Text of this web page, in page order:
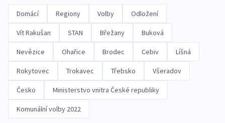
Domácí Regiony Volby Odložení
Vít Rakušan STAN Břežany Buková
Nevězice Ohařice Brodec Cebiv Líšná
Rokytovec Trokavec Třebsko Všeradov
Česko Ministerstvo vnitra České republiky
Komunální volby 2022